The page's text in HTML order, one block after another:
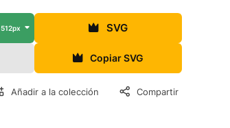
512px SVG
Copiar SVG
Añadir a la colección Compartir